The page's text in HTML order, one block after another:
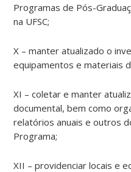
Programas de Pós-
na UFSC;
X – manter atualizado o
equipamentos e materiais
XI – coletar e manter
documental, bem como
relatórios anuais e outros
Programa;
XII – providenciar locais e